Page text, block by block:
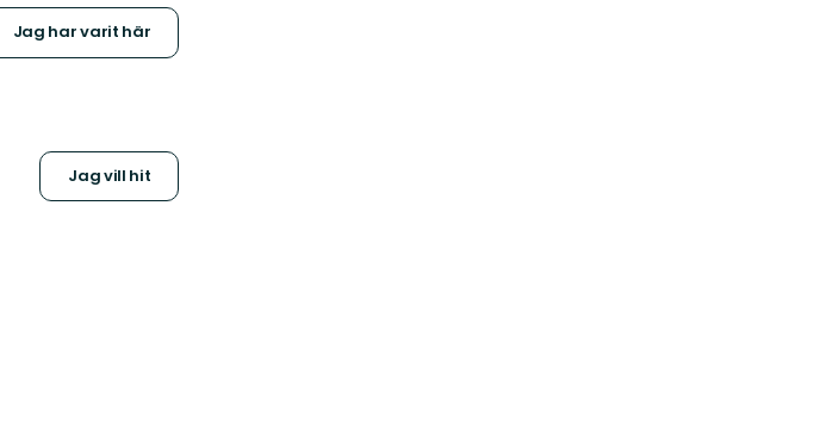
Jag har varit här
Jag vill hit